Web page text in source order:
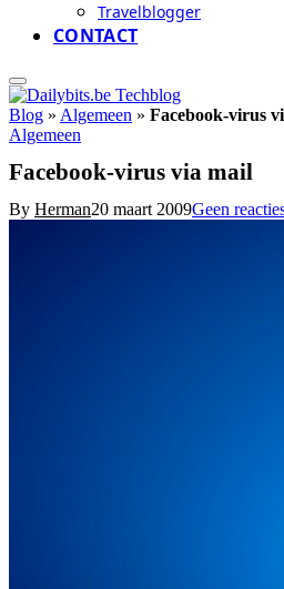
Travelblogger
CONTACT
Blog » Algemeen » Facebook-virus
Algemeen
Facebook-virus via mail
By Herman20 maart 2009Geen